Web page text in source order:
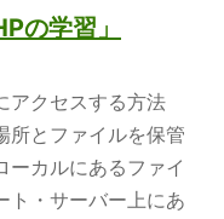
の学習」
アクセスする方法
所とファイルを保管
ーカルにあるファイ
ト・サーバー上にあ